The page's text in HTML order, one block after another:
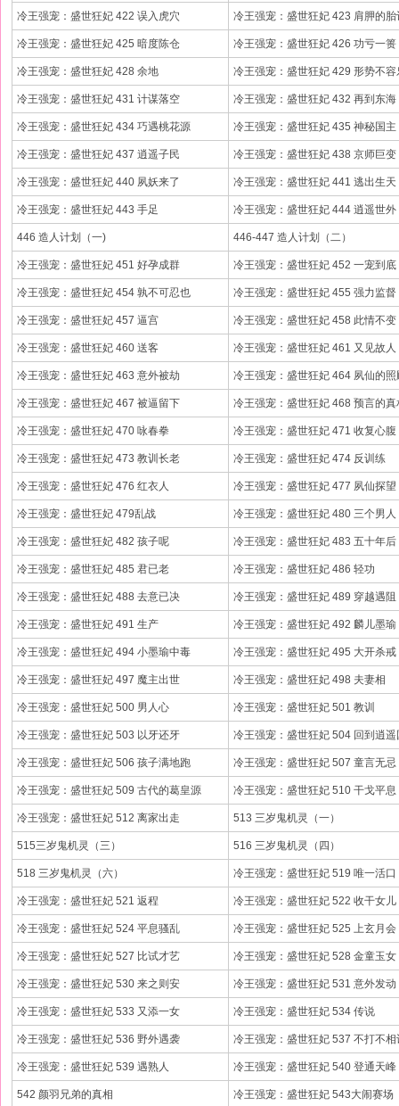
冷王强宠：盛世狂妃 422 误入虎穴 冷王强宠：盛世狂妃 423 肩胛的胎
冷王强宠：盛世狂妃 425 暗度陈仓 冷王强宠：盛世狂妃 426 功亏一篑
冷王强宠：盛世狂妃 428 余地 冷王强宠：盛世狂妃 429 形势不容
冷王强宠：盛世狂妃 431 计谋落空 冷王强宠：盛世狂妃 432 再到东海
冷王强宠：盛世狂妃 434 巧遇桃花源 冷王强宠：盛世狂妃 435 神秘国主
冷王强宠：盛世狂妃 437 逍遥子民 冷王强宠：盛世狂妃 438 京师巨变
冷王强宠：盛世狂妃 440 夙妖来了 冷王强宠：盛世狂妃 441 逃出生天
冷王强宠：盛世狂妃 443 手足 冷王强宠：盛世狂妃 444 逍遥世外
446 造人计划（一) 446-447 造人计划（二）
冷王强宠：盛世狂妃 451 好孕成群 冷王强宠：盛世狂妃 452 一宠到底
冷王强宠：盛世狂妃 454 孰不可忍也 冷王强宠：盛世狂妃 455 强力监督
冷王强宠：盛世狂妃 457 逼宫 冷王强宠：盛世狂妃 458 此情不变
冷王强宠：盛世狂妃 460 送客 冷王强宠：盛世狂妃 461 又见故人
冷王强宠：盛世狂妃 463 意外被劫 冷王强宠：盛世狂妃 464 夙仙的照
冷王强宠：盛世狂妃 467 被逼留下 冷王强宠：盛世狂妃 468 预言的真
冷王强宠：盛世狂妃 470 咏春拳 冷王强宠：盛世狂妃 471 收复心腹
冷王强宠：盛世狂妃 473 教训长老 冷王强宠：盛世狂妃 474 反训练
冷王强宠：盛世狂妃 476 红衣人 冷王强宠：盛世狂妃 477 夙仙探望
冷王强宠：盛世狂妃 479乱战 冷王强宠：盛世狂妃 480 三个男人
冷王强宠：盛世狂妃 482 孩子呢 冷王强宠：盛世狂妃 483 五十年后
冷王强宠：盛世狂妃 485 君已老 冷王强宠：盛世狂妃 486 轻功
冷王强宠：盛世狂妃 488 去意已决 冷王强宠：盛世狂妃 489 穿越遇阻
冷王强宠：盛世狂妃 491 生产 冷王强宠：盛世狂妃 492 麟儿墨瑜
冷王强宠：盛世狂妃 494 小墨瑜中毒 冷王强宠：盛世狂妃 495 大开杀戒
冷王强宠：盛世狂妃 497 魔主出世 冷王强宠：盛世狂妃 498 夫妻相
冷王强宠：盛世狂妃 500 男人心 冷王强宠：盛世狂妃 501 教训
冷王强宠：盛世狂妃 503 以牙还牙 冷王强宠：盛世狂妃 504 回到逍遥
冷王强宠：盛世狂妃 506 孩子满地跑 冷王强宠：盛世狂妃 507 童言无忌
冷王强宠：盛世狂妃 509 古代的葛皇源 冷王强宠：盛世狂妃 510 干戈平息
冷王强宠：盛世狂妃 512 离家出走 513 三岁鬼机灵（一）
515三岁鬼机灵（三） 516 三岁鬼机灵（四）
518 三岁鬼机灵（六） 冷王强宠：盛世狂妃 519 唯一活口
冷王强宠：盛世狂妃 521 返程 冷王强宠：盛世狂妃 522 收干女儿
冷王强宠：盛世狂妃 524 平息骚乱 冷王强宠：盛世狂妃 525 上玄月会
冷王强宠：盛世狂妃 527 比试才艺 冷王强宠：盛世狂妃 528 金童玉女
冷王强宠：盛世狂妃 530 来之则安 冷王强宠：盛世狂妃 531 意外发动
冷王强宠：盛世狂妃 533 又添一女 冷王强宠：盛世狂妃 534 传说
冷王强宠：盛世狂妃 536 野外遇袭 冷王强宠：盛世狂妃 537 不打不相
冷王强宠：盛世狂妃 539 遇熟人 冷王强宠：盛世狂妃 540 登通天峰
542 颜羽兄弟的真相 冷王强宠：盛世狂妃 543大闹赛场